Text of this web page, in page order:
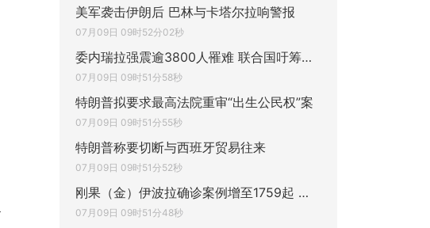
美军袭击伊朗后 巴林与卡塔尔拉响警报
07月09日 09时52分02秒
委内瑞拉强震逾3800人罹难 联合国吁筹近3亿
07月09日 09时51分58秒
特朗普拟要求最高法院重审“出生公民权”案
07月09日 09时51分55秒
特朗普称要切断与西班牙贸易往来
07月09日 09时51分52秒
刚果（金）伊波拉确诊案例增至1759起 累计
07月09日 09时51分48秒